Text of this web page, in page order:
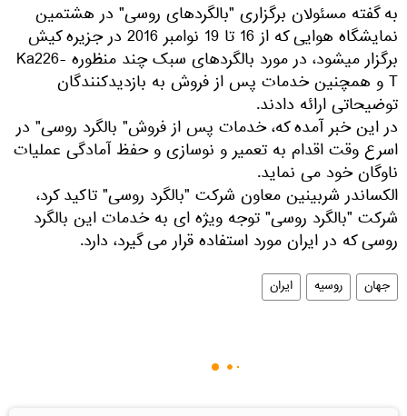
به گفته مسئولان برگزاری "بالگردهای روسی" در هشتمین
نمایشگاه هوایی که از 16 تا 19 نوامبر 2016 در جزیره کیش
برگزار میشود، در مورد بالگردهای سبک چند منظوره Ka226-
T و همچنین خدمات پس از فروش به بازدیدکنندگان
توضیحاتی ارائه دادند.
در این خبر آمده که، خدمات پس از فروش" بالگرد روسی" در
اسرع وقت اقدام به تعمیر و نوسازی و حفظ آمادگی عملیات
ناوگان خود می نماید.
الکساندر شربینین معاون شرکت "بالگرد روسی" تاکید کرد،
شرکت "بالگرد روسی" توجه ویژه ای به خدمات این بالگرد
روسی که در ایران مورد استفاده قرار می گیرد، دارد.
جهان روسیه ایران